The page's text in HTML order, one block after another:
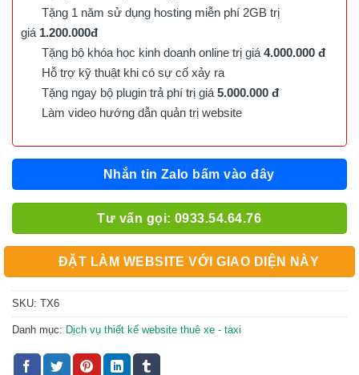
Tặng 1 năm sử dụng hosting miễn phí 2GB trị
giá 1.200.000đ
Tặng bộ khóa học kinh doanh online trị giá 4.000.000 đ
Hỗ trợ kỹ thuật khi có sự cố xảy ra
Tặng ngay bộ plugin trả phí trị giá 5.000.000 đ
Làm video hướng dẫn quản trị website
Nhắn tin Zalo bấm vào đây
Tư vấn gọi: 0933.54.64.76
ĐẶT LÀM WEBSITE VỚI GIAO DIỆN NÀY
SKU: TX6
Danh mục: Dịch vụ thiết kế website thuê xe - taxi